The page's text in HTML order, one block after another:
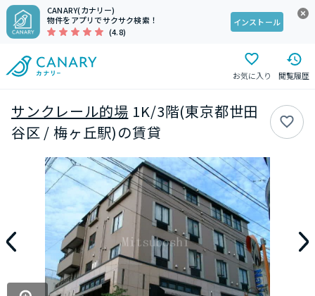
CANARY(カナリー)
物件をアプリでサクサク検索！
(4.8)
インストール
お気に入り 閲覧履歴
サンクレール的場 1K/3階(東京都世田
谷区 / 梅ヶ丘駅)の賃貸